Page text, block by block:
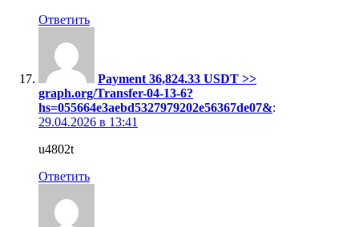
Ответить
Payment 36,824.33 USDT >>
graph.org/Transfer-04-13-6?
hs=055664e3aebd5327979202e56367de07&:
29.04.2026 в 13:41
u4802t
Ответить